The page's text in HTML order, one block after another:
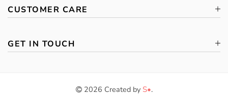
CUSTOMER CARE
GET IN TOUCH
2026 Created by S•.